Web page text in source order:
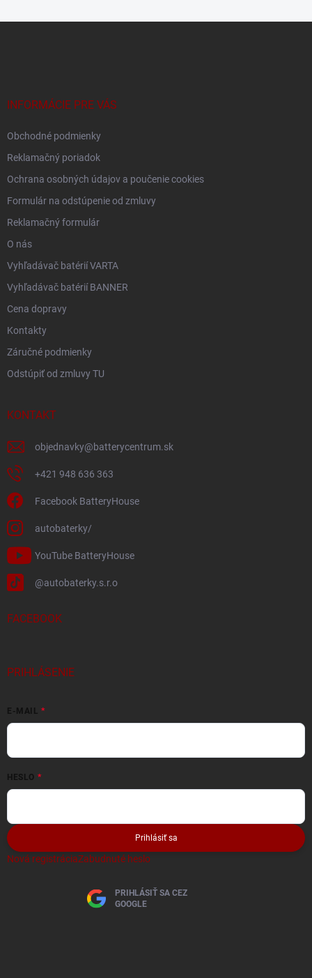
INFORMÁCIE PRE VÁS
Obchodné podmienky
Reklamačný poriadok
Ochrana osobných údajov a poučenie cookies
Formulár na odstúpenie od zmluvy
Reklamačný formulár
O nás
Vyhľadávač batérií VARTA
Vyhľadávač batérií BANNER
Cena dopravy
Kontakty
Záručné podmienky
Odstúpiť od zmluvy TU
KONTAKT
objednavky@batterycentrum.sk
+421 948 636 363
Facebook BatteryHouse
autobaterky/
YouTube BatteryHouse
@autobaterky.s.r.o
FACEBOOK
PRIHLÁSENIE
E-MAIL
HESLO
Prihlásiť sa
Nová registráciaZabudnuté heslo
PRIHLÁSIŤ SA CEZ
GOOGLE